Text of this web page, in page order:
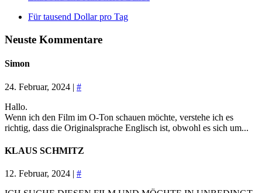
Für tausend Dollar pro Tag
Neuste Kommentare
Simon
24. Februar, 2024 | #
Hallo.
Wenn ich den Film im O-Ton schauen möchte, verstehe ich es
richtig, dass die Originalsprache Englisch ist, obwohl es sich um...
KLAUS SCHMITZ
12. Februar, 2024 | #